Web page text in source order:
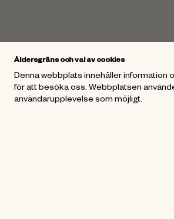
Åldersgräns och val av cookies
Denna webbplats innehåller information
för att besöka oss. Webbplatsen
användarupplevelse som möjligt.